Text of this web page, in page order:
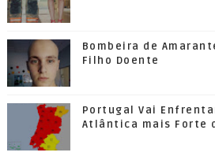
Bombeira de
Filho Doente
Portugal Vai
Atlântica mais Forte